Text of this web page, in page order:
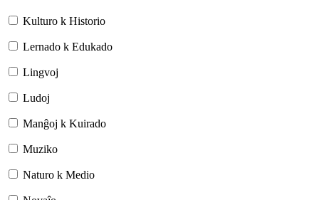
Kulturo k Historio
Lernado k Edukado
Lingvoj
Ludoj
Manĝoj k Kuirado
Muziko
Naturo k Medio